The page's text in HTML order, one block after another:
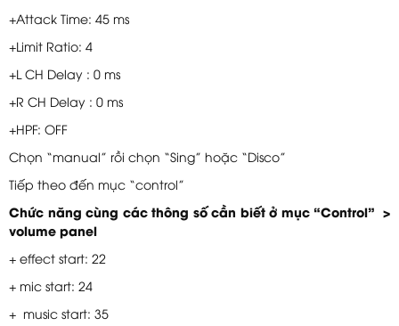
+Attack Time: 45 ms
+Limit Ratio: 4
+L CH Delay : 0 ms
+R CH Delay : 0 ms
+HPF: OFF
Chọn “manual” rồi chọn “Sing” hoặc “Disco”
Tiếp theo đến mục “control”
Chức năng cùng các thông số cần biết ở mục “Control” >
volume panel
+ effect start: 22
+ mic start: 24
+ music start: 35